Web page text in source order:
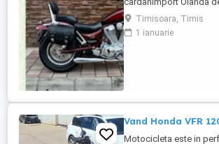
inmatriculat RO IN
la mesaje.Schimb cu
diferenta
Timisoara, Timis
1 ianuarie
Vand Honda VFR
Motocicleta este in